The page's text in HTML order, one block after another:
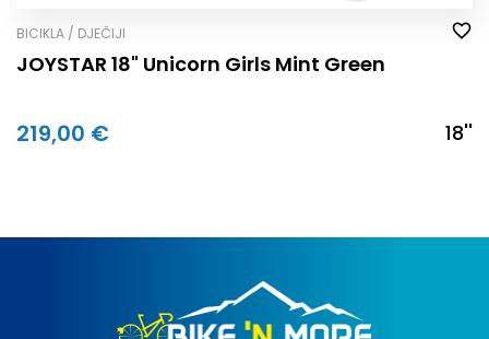
BICIKLA / DJEČIJI
JOYSTAR 18" Unicorn Girls Mint Green
219,00 € 18''